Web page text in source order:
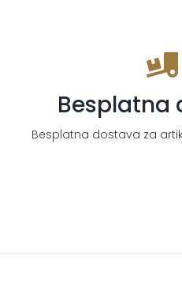
Besplatna
Besplatna dostava za